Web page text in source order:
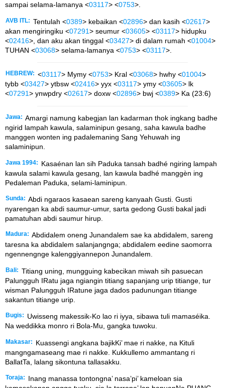
sampai selama-lamanya <03117> <0753>.
AVB ITL: Tentulah <0389> kebaikan <02896> dan kasih <02617>
akan mengiringiku <07291> seumur <03605> <03117> hidupku
<02416>, dan aku akan tinggal <03427> di dalam rumah <01004>
TUHAN <03068> selama-lamanya <0753> <03117>.
HEBREW: <03117> Mymy <0753> Kral <03068> hwhy <01004>
tybb <03427> ytbsw <02416> yyx <03117> ymy <03605> lk
<07291> ynwpdry <02617> doxw <02896> bwj <0389> Ka (23:6)
Jawa: Amargi namung kabegjan lan kadarman thok ingkang badhe
ngirid lampah kawula, salaminipun gesang, saha kawula badhe
manggen wonten ing padalemaning Sang Yehuwah ing
salaminipun.
Jawa 1994:
Kasaénan lan sih Paduka tansah badhé ngiring lampah
kawula salami kawula gesang, lan kawula badhé manggèn ing
Pedaleman Paduka, selami-laminipun.
Sunda: Abdi ngaraos kasaean sareng kanyaah Gusti. Gusti
nyarengan ka abdi saumur-umur, sarta gedong Gusti bakal jadi
pamatuhan abdi saumur hirup.
Madura: Abdidalem oneng Junandalem sae ka abdidalem, sareng
taresna ka abdidalem salanjangnga; abdidalem eedine saomorra
ngennengnge kalenggiyannepon Junandalem.
Bali: Titiang uning, mungguing kabecikan miwah sih pasuecan
Palungguh IRatu jaga ngiangin titiang sapanjang urip titiange, tur
wisman Palungguh IRatune jaga dados padunungan titiange
sakantun titiange urip.
Bugis:
Uwisseng makessik-Ko lao ri iyya, sibawa tuli mamaséika.
Na weddikka monro ri Bola-Mu, gangka tuwoku.
Makasar:
Kuassengi angkana bajikKi’ mae ri nakke, na Kituli
mangngamaseang mae ri nakke. Kukkullemo ammantang ri
BallatTa, lalang sikontuna tallasakku.
Toraja:
Inang manassa tontongna’ nasa’pi’ kameloan sia